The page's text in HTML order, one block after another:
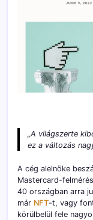
„A világszerte
ez a változás
A cég alelnöke
Mastercard-
40 országban arra
már NFT-t, vagy
körülbelül fele